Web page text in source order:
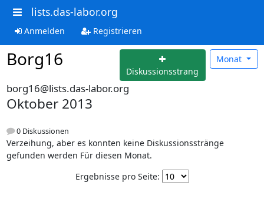
lists.das-labor.org
Anmelden Registrieren
Borg16
Diskussionsstrang
Monat
borg16@lists.das-labor.org
Oktober 2013
0 Diskussionen
Verzeihung, aber es konnten keine Diskussionsstränge
gefunden werden Für diesen Monat.
Ergebnisse pro Seite: